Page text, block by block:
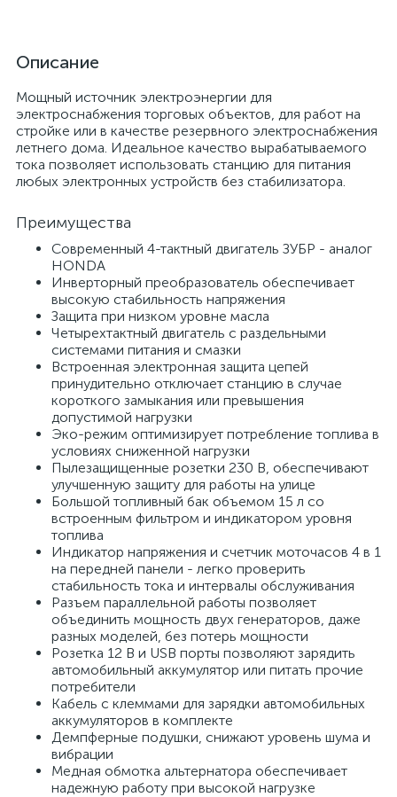
Описание
Мощный источник электроэнергии для
электроснабжения торговых объектов, для работ на
стройке или в качестве резервного электроснабжения
летнего дома. Идеальное качество вырабатываемого
тока позволяет использовать станцию для питания
любых электронных устройств без стабилизатора.
Преимущества
Современный 4-тактный двигатель ЗУБР - аналог
HONDA
Инверторный преобразователь обеспечивает
высокую стабильность напряжения
Защита при низком уровне масла
Четырехтактный двигатель с раздельными
системами питания и смазки
Встроенная электронная защита цепей
принудительно отключает станцию в случае
короткого замыкания или превышения
допустимой нагрузки
Эко-режим оптимизирует потребление топлива в
условиях сниженной нагрузки
Пылезащищенные розетки 230 В, обеспечивают
улучшенную защиту для работы на улице
Большой топливный бак объемом 15 л со
встроенным фильтром и индикатором уровня
топлива
Индикатор напряжения и счетчик моточасов 4 в 1
на передней панели - легко проверить
стабильность тока и интервалы обслуживания
Разъем параллельной работы позволяет
объединить мощность двух генераторов, даже
разных моделей, без потерь мощности
Розетка 12 В и USB порты позволяют зарядить
автомобильный аккумулятор или питать прочие
потребители
Кабель с клеммами для зарядки автомобильных
аккумуляторов в комплекте
Демпферные подушки, снижают уровень шума и
вибрации
Медная обмотка альтернатора обеспечивает
надежную работу при высокой нагрузке